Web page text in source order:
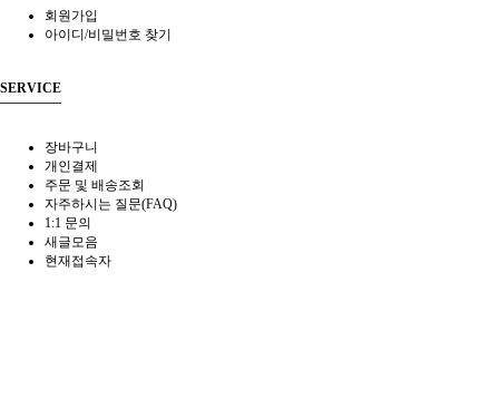
회원가입
아이디/비밀번호 찾기
SERVICE
장바구니
개인결제
주문 및 배송조회
자주하시는 질문(FAQ)
1:1 문의
새글모음
현재접속자